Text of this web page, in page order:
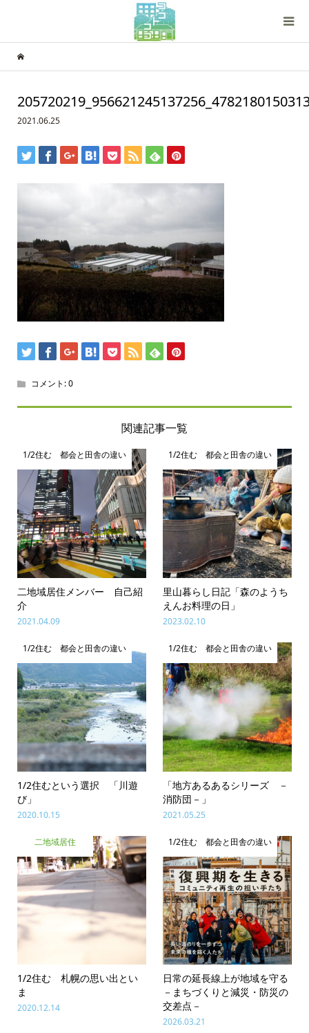
2021.06.25
コメント:0
関連記事一覧
1/2住む 都会と田舎の違い
二地域居住メンバー 自己紹
介
2021.04.09
1/2住む 都会と田舎の違い
里山暮らし日記「森のようち
えんお料理の日」
2023.02.10
1/2住む 都会と田舎の違い
1/2住むという選択 「川遊
び」
2020.10.15
1/2住む 都会と田舎の違い
「地方あるあるシリーズ －
消防団－」
2021.05.25
二地域居住
1/2住む 札幌の思い出とい
ま
2020.12.14
1/2住む 都会と田舎の違い
日常の延長線上が地域を守る
－まちづくりと減災・防災の
交差点－
2026.03.21